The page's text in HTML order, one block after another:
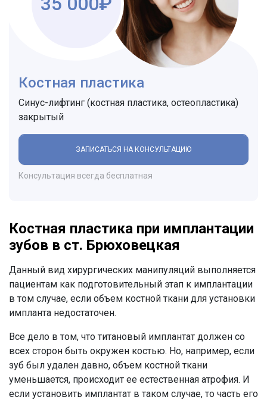
Костная пластика
Синус-лифтинг (костная пластика, остеопластика)
закрытый
ЗАПИСАТЬСЯ НА КОНСУЛЬТАЦИЮ
Консультация всегда бесплатная
Костная пластика при имплантации
зубов в ст. Брюховецкая
Данный вид хирургических манипуляций выполняется
пациентам как подготовительный этап к имплантации
в том случае, если объем костной ткани для установки
импланта недостаточен.
Все дело в том, что титановый имплантат должен со
всех сторон быть окружен костью. Но, например, если
зуб был удален давно, объем костной ткани
уменьшается, происходит ее естественная атрофия. И
если установить имплантат в таком случае, то часть его